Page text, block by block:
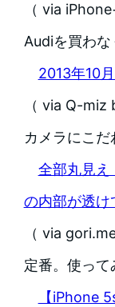
（ via
Audiを買わな
2013年10
（ via Q-miz
カメラにこだ
全部丸見え
の内部が透け
（ via gori.me
定番。使って
【iPhone